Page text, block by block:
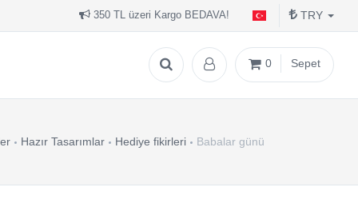
350 TL üzeri Kargo BEDAVA! TRY
0 Sepet
Hazır Tasarımlar Hediye fikirleri Babalar günü